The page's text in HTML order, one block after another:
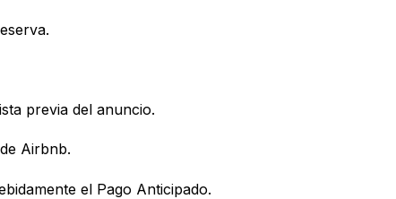
previa del anuncio.
Airbnb.
el Pago Anticipado.